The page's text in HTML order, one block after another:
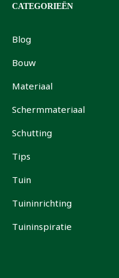
CATEGORIEËN
Blog
Bouw
Materiaal
Schermmateriaal
Schutting
Tips
Tuin
Tuininrichting
Tuininspiratie